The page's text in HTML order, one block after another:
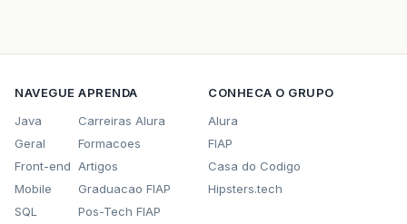
NAVEGUE
Java
Geral
Front-end
Mobile
SQL
APRENDA
Carreiras Alura
Formacoes
Artigos
Graduacao FIAP
Pos-Tech FIAP
CONHECA O GRUPO
Alura
FIAP
Casa do Codigo
Hipsters.tech